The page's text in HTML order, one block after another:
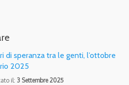
di speranza tra le genti, l’ottobre
2025
il: 3 Settembre 2025